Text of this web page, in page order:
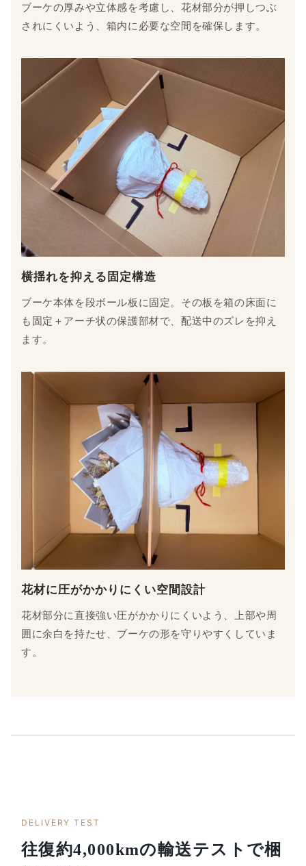
ブーケの厚みや立体感を考慮し、花材部分が押しつぶ
されにくいよう、箱内に必要な空間を確保します。
横揺れを抑える固定構造
ブーケ本体を段ボール板に固定。その板を箱の床面に
も固定＋アーチ状の保護部材で、配送中のズレを抑え
ます。
花材に圧がかかりにくい空間設計
花材部分に直接強い圧がかかりにくいよう、上部や周
囲に余白を持たせ、ブーケの形を守りやすくしていま
す。
DELIVERY TEST
往復約4,000kmの輸送テストで梱